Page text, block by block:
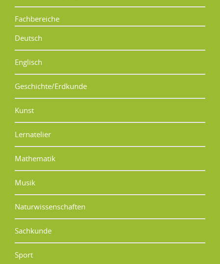
Fachbereiche
Deutsch
Englisch
Geschichte/Erdkunde
Kunst
Lernatelier
Mathematik
Musik
Naturwissenschaften
Sachkunde
Sport